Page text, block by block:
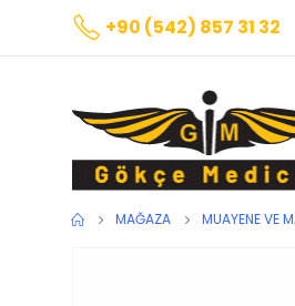
+90 (542) 857 31 32
MAĞAZA MUAYENE VE